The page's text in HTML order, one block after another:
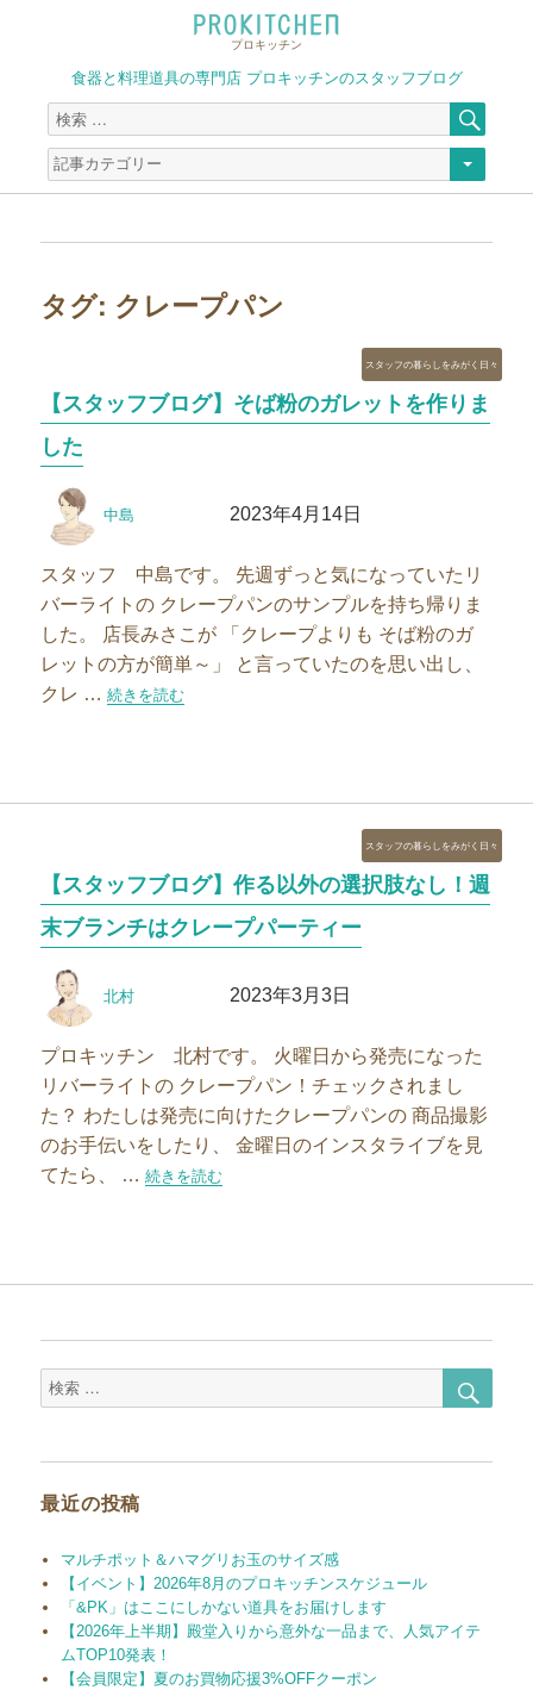
プロキッチン
食器と料理道具の専門店 プロキッチンのスタッフブログ
検
索
対
象:
索
タグ: クレープパン
【スタッフブログ】そば粉のガレットを作りま
した
稿
中島 2023年4月14日
カ
テ
ゴ
スタッフの暮らしをみがく日々
スタッフ 中島です。 先週ずっと気になっていたリ
バーライトの クレープパンのサンプルを持ち帰りま
した。 店長みさこが 「クレープよりも そば粉のガ
レットの方が簡単～」 と言っていたのを思い出し、
クレ …“【スタッフブログ】そば粉のガレットを作りました”の
続きを読む
【スタッフブログ】作る以外の選択肢なし！週
末ブランチはクレープパーティー
稿
北村 2023年3月3日
カ
テ
ゴ
スタッフの暮らしをみがく日々
プロキッチン 北村です。 火曜日から発売になった
リバーライトの クレープパン！チェックされまし
た？ わたしは発売に向けたクレープパンの 商品撮影
のお手伝いをしたり、 金曜日のインスタライブを見
てたら、 …“【スタッフブログ】作る以外の選択肢なし！週末ブラ
続きを読む
検
索
索
最近の投稿
マルチポット＆ハマグリお玉のサイズ感
【イベント】2026年8月のプロキッチンスケジュール
「&PK」はここにしかない道具をお届けします
【2026年上半期】殿堂入りから意外な一品まで、人気アイテ
ムTOP10発表！
【会員限定】夏のお買物応援3%OFFクーポン